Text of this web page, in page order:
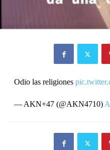
Odio las religiones
— AKN+47 (@AKN4710)